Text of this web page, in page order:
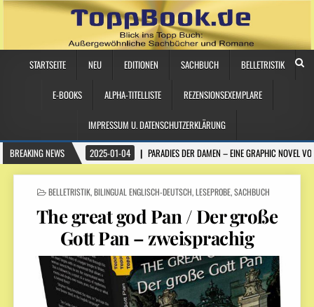
STARTSEITE NEU EDITIONEN SACHBUCH BELLETRISTIK
E-BOOKS ALPHA-TITELLISTE REZENSIONSEXEMPLARE
IMPRESSUM U. DATENSCHUTZERKLÄRUNG
BREAKING NEWS
2025-01-04 PARADIES DER DAMEN – EINE GRAPHIC NOVEL
POSTED
BELLETRISTIK,BILINGUAL ENGLISCH-DEUTSCH,LESEPROBE,SACHBUCH
The great god Pan / Der große
Gott Pan – zweisprachig